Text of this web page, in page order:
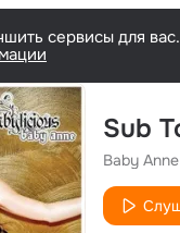
сервисы для
Sub
Baby Anne